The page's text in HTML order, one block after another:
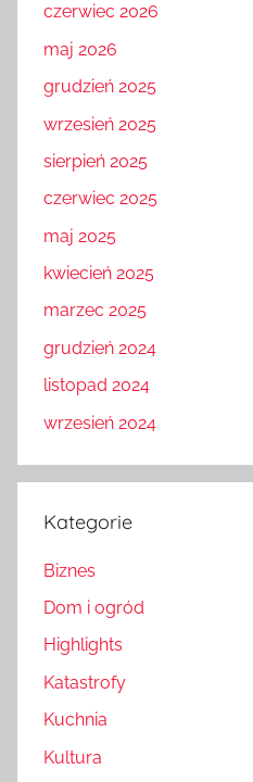
czerwiec 2026
maj 2026
grudzień 2025
wrzesień 2025
sierpień 2025
czerwiec 2025
maj 2025
kwiecień 2025
marzec 2025
grudzień 2024
listopad 2024
wrzesień 2024
Kategorie
Biznes
Dom i ogród
Highlights
Katastrofy
Kuchnia
Kultura